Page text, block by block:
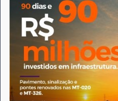
políticos, policiais e cotidianos
origem, pautado sempre pela
imparcialidade, faz jus a sua
da praça" de Canarana, sendo o
comprometimento deste
relato dos fatos neste
circulou a última edição
tem veiculação exclusivamente